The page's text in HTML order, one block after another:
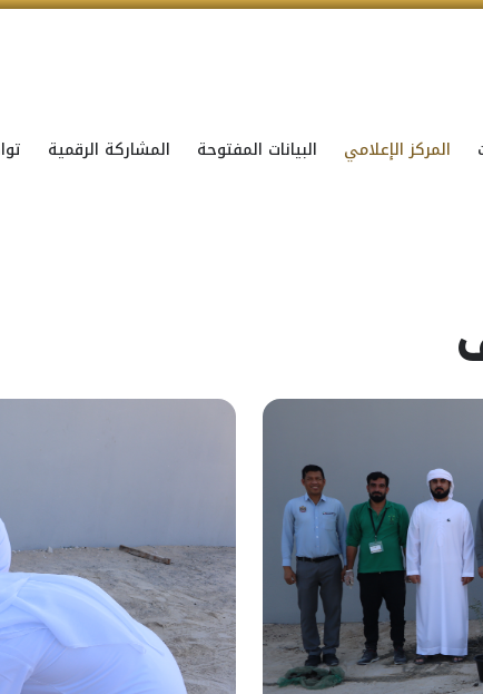
المركز الإعلامي البيانات المفتوحة المشاركة الرقمية